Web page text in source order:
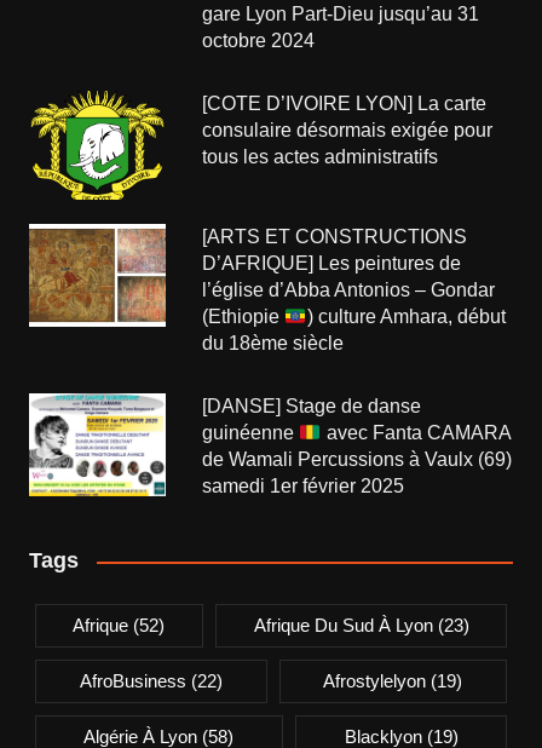
gare Lyon Part-Dieu jusqu’au 31
octobre 2024
[COTE D’IVOIRE LYON] La carte
consulaire désormais exigée pour
tous les actes administratifs
[ARTS ET CONSTRUCTIONS
D’AFRIQUE] Les peintures de
l’église d’Abba Antonios – Gondar
(Ethiopie
) culture Amhara, début
du 18ème siècle
[DANSE] Stage de danse
guinéenne
avec Fanta CAMARA
de Wamali Percussions à Vaulx (69)
samedi 1er février 2025
Tags
Afrique (52) Afrique Du Sud À Lyon(23)
AfroBusiness (22) Afrostylelyon (19)
Algérie À Lyon (58) Blacklyon(19)